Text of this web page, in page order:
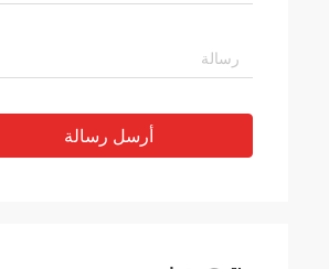
أرسل رسالة